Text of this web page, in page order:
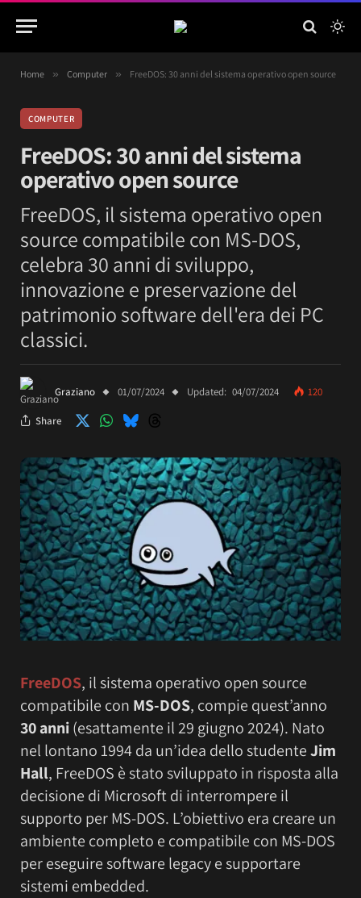
Home » Computer » FreeDOS: 30 anni del sistema operativo open source
COMPUTER
FreeDOS: 30 anni del sistema
operativo open source
FreeDOS, il sistema operativo open
source compatibile con MS-DOS,
celebra 30 anni di sviluppo,
innovazione e preservazione del
patrimonio software dell'era dei PC
classici.
Graziano 01/07/2024 Updated: 04/07/2024 120
Share
FreeDOS, il sistema operativo open source
compatibile con MS-DOS, compie quest’anno
30 anni(esattamente il 29 giugno 2024). Nato
nel lontano 1994 da un’idea dello studenteJim
Hall, FreeDOS è stato sviluppato in risposta alla
decisione di Microsoft di interrompere il
supporto per MS-DOS. L’obiettivo era creare un
ambiente completo e compatibile con MS-DOS
per eseguire software legacy e supportare
sistemi embedded.